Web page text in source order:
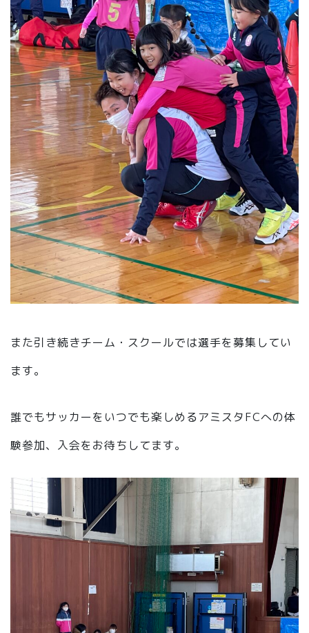
また引き続きチーム・スクールでは選手を募集してい
ます。
誰でもサッカーをいつでも楽しめるアミスタFCへの体
験参加、入会をお待ちしてます。